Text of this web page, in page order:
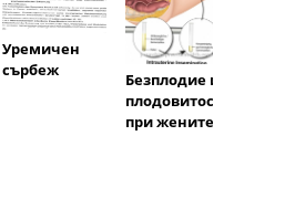
Уремичен
сърбеж
Безплодие и
плодовитост
при жените